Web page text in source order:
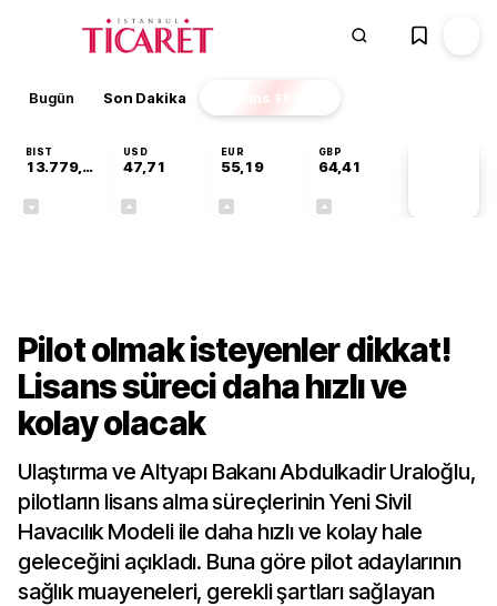
Bugün Son Dakika Finans EKSTRA
BIST
13.779,39
USD
47,71
EUR
55,19
GBP
64,41
Pilot olmak isteyenler dikkat!
Lisans süreci daha hızlı ve
kolay olacak
Ulaştırma ve Altyapı Bakanı Abdulkadir Uraloğlu,
pilotların lisans alma süreçlerinin Yeni Sivil
Havacılık Modeli ile daha hızlı ve kolay hale
geleceğini açıkladı. Buna göre pilot adaylarının
sağlık muayeneleri, gerekli şartları sağlayan